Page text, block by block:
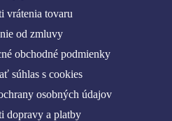
vrátenia tovaru
od zmluvy
obchodné podmienky
súhlas s cookies
osobných údajov
dopravy a platby